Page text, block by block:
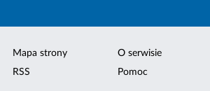
Mapa strony
RSS
O serwisie
Pomoc